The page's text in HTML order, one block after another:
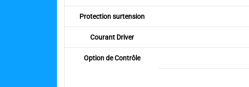
Protection surtension
Courant Driver
Option de Contrôle